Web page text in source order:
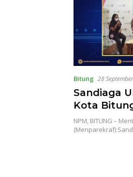
Bitung 28
Sandiaga
Kota
NPM, BITUNG –
(Menparekraf)